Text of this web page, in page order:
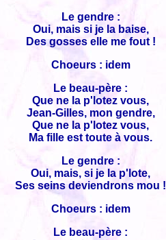
Le gendre :
Oui, mais si je la baise,
Des gosses elle me fout !
Choeurs : idem
Le beau-père :
Que ne la p'lotez vous,
Jean-Gilles, mon gendre,
Que ne la p'lotez vous,
Ma fille est toute à vous.
Le gendre :
Oui, mais, si je la p'lote,
Ses seins deviendrons mou !
Choeurs : idem
Le beau-père :